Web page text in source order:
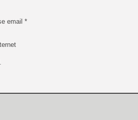
[GK] Résultats Nintendo :
[GK] Dans ce jeu de
email *